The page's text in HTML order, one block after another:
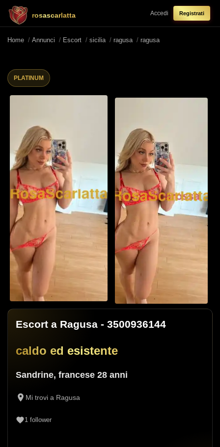
rosascarlatta Accedi Registrati
Home / Annunci / Escort / sicilia / ragusa / ragusa
Escort a Ragusa - 3500936144
caldo ed esistente
Sandrine, francese 28 anni
Mi trovi a Ragusa
1 follower
PLATINUM